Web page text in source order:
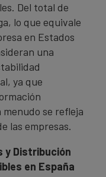
Del total de
lo que equivale
en Estados
una
ya que
se refleja
las empresas.
y Distribución
en España